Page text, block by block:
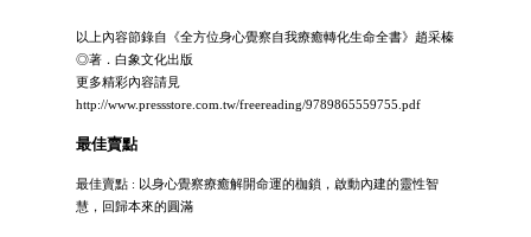
以上內容節錄自《全方位身心覺察自我療癒轉化生命全書》趙采榛
◎著．白象文化出版
更多精彩內容請見
http://www.pressstore.com.tw/freereading/9789865559755.pdf
最佳賣點
最佳賣點 : 以身心覺察療癒解開命運的枷鎖，啟動內建的靈性智
慧，回歸本來的圓滿